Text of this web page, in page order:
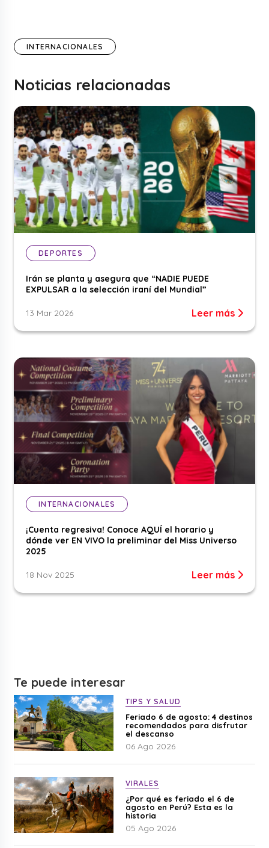
INTERNACIONALES
Noticias relacionadas
DEPORTES
Irán se planta y asegura que “NADIE PUEDE
EXPULSAR a la selección iraní del Mundial”
13 Mar 2026 Leer más
INTERNACIONALES
¡Cuenta regresiva! Conoce AQUÍ el horario y
dónde ver EN VIVO la preliminar del Miss Universo
2025
18 Nov 2025 Leer más
Te puede interesar
TIPS Y SALUD
Feriado 6 de agosto: 4 destinos
recomendados para disfrutar
el descanso
06 Ago 2026
VIRALES
¿Por qué es feriado el 6 de
agosto en Perú? Esta es la
historia
05 Ago 2026